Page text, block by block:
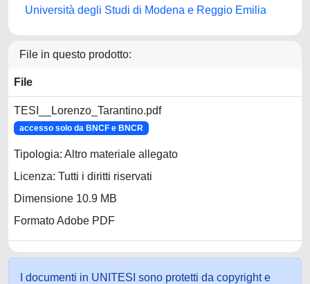
Università degli Studi di Modena e Reggio Emilia
File in questo prodotto:
File
TESI__Lorenzo_Tarantino.pdf
accesso solo da BNCF e BNCR
Tipologia: Altro materiale allegato
Licenza: Tutti i diritti riservati
Dimensione 10.9 MB
Formato Adobe PDF
I documenti in UNITESI sono protetti da copyright e